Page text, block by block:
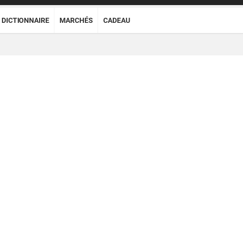
DICTIONNAIRE MARCHÉS CADEAU